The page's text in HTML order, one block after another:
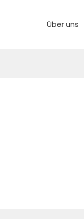
Über uns